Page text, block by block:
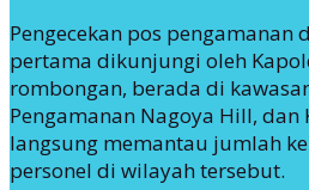
Pengecekan pos pengamanan
pertama dikunjungi oleh
rombongan, berada di
Pengamanan Nagoya Hill, dan
langsung memantau jumlah
personel di wilayah tersebut.